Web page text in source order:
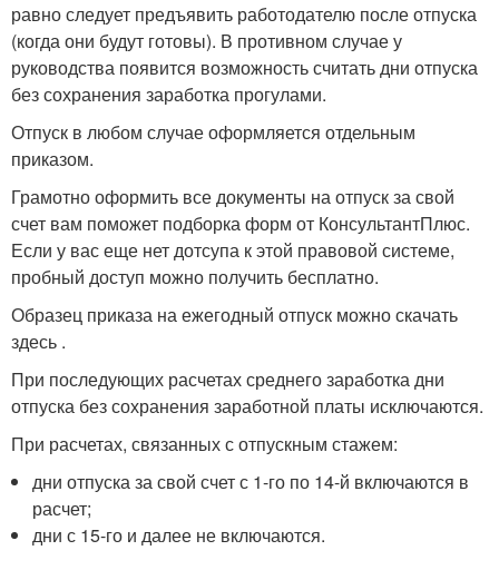
равно следует предъявить работодателю после отпуска
(когда они будут готовы). В противном случае у
руководства появится возможность считать дни отпуска
без сохранения заработка прогулами.
Отпуск в любом случае оформляется отдельным
приказом.
Грамотно оформить все документы на отпуск за свой
счет вам поможет подборка форм от КонсультантПлюс.
Если у вас еще нет дотсупа к этой правовой системе,
пробный доступ можно получить бесплатно.
Образец приказа на ежегодный отпуск можно скачать
здесь .
При последующих расчетах среднего заработка дни
отпуска без сохранения заработной платы исключаются.
При расчетах, связанных с отпускным стажем:
дни отпуска за свой счет с 1-го по 14-й включаются в
расчет;
дни с 15-го и далее не включаются.